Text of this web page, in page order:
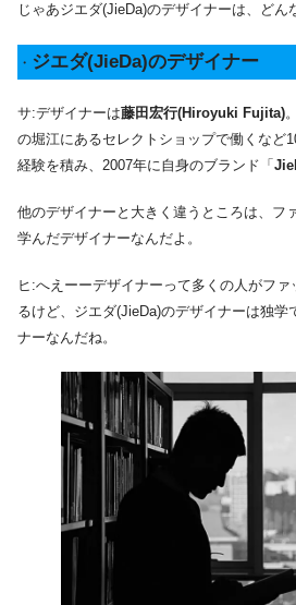
じゃあジエダ(JieDa)のデザイナーは、どん
・ ジエダ(JieDa)のデザイナー
サ:デザイナーは藤田宏行(Hiroyuki Fujita)
の堀江にあるセレクトショップで働くなど
経験を積み、2007年に自身のブランド「
他のデザイナーと大きく違うところは、フ
学んだデザイナーなんだよ。
ヒ:へえーーデザイナーって多くの人がフ
るけど、ジエダ(JieDa)のデザイナーは独学
ナーなんだね。